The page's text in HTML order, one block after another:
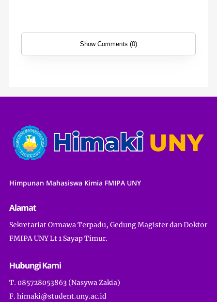
Show Comments (0)
Himpunan Mahasiswa Kimia FMIPA UNY
Alamat
Sekretariat Ormawa Terpadu, Gedung Magister dan Doktor
FMIPA UNY Lt 1 Sayap Timur.
Hubungi Kami
T. 085728053863 (Nasywa Zakia)
F. himaki@student.uny.ac.id